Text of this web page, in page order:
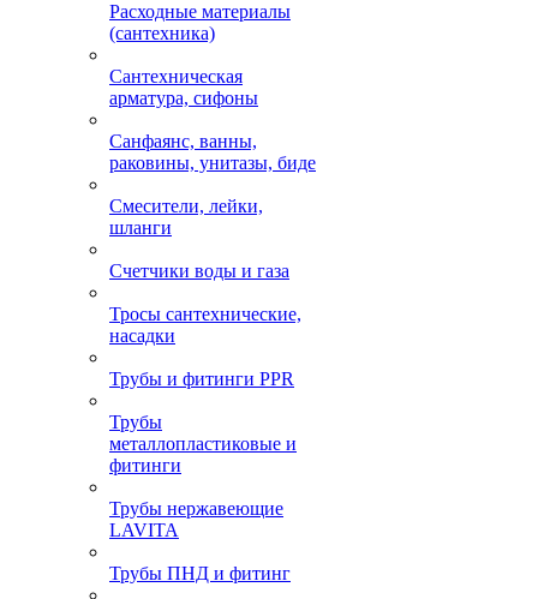
Расходные материалы
(сантехника)
Сантехническая
арматура, сифоны
Санфаянс, ванны,
раковины, унитазы, биде
Смесители, лейки,
шланги
Счетчики воды и газа
Тросы сантехнические,
насадки
Трубы и фитинги PPR
Трубы
металлопластиковые и
фитинги
Трубы нержавеющие
LAVITA
Трубы ПНД и фитинг